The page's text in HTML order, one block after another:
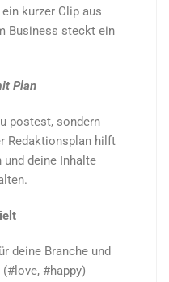
kurzer Clip aus
Business steckt ein
Plan
postest, sondern
Redaktionsplan hilft
und deine Inhalte
deine Branche und
#happy)